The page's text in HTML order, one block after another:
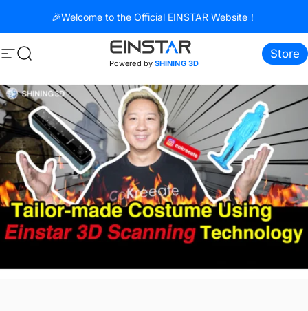
🎉Welcome to the Official EINSTAR Website！
サイトナビゲーション
検索 Powered bySHINING 3D
Store